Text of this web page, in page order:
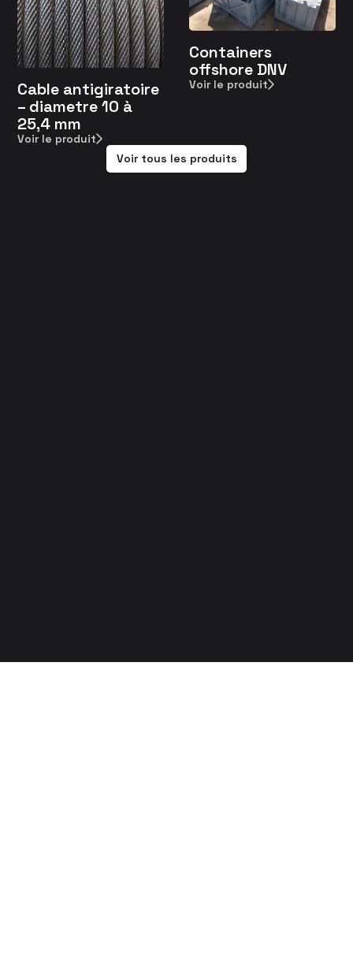
Cable antigiratoire
– diametre 10 à
25,4 mm
Voir le produit
Containers
offshore DNV
Voir le produit
Voir tous les produits